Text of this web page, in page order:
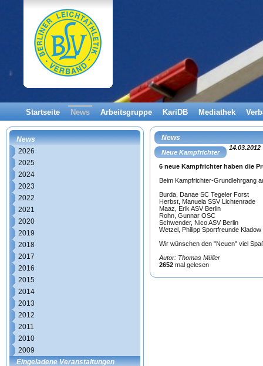
Startseite News Arbeitsgruppe KariDB Mediathek
News
2026
2025
2024
2023
2022
2021
2020
2019
2018
2017
2016
2015
2014
2013
2012
2011
2010
2009
Eingeladene Veranstaltungen
News
Neue Kampfrichter
14.03.2012
6 neue Kampfrichter haben die
Beim Kampfrichter-Grundlehrgang
Burda, Danae SC Tegeler Forst
Herbst, Manuela SSV Lichtenrade
Maaz, Erik ASV Berlin
Rohn, Gunnar OSC
Schwender, Nico ASV Berlin
Wetzel, Philipp Sportfreunde Kladow
Wir wünschen den "Neuen" viel
Autor: Thomas Müller
2652 mal gelesen